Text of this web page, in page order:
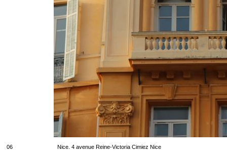
06 Nice. 4 avenue Reine-Victoria Cimiez Nice